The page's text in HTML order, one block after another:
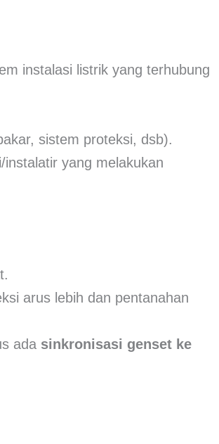
instalasi listrik yang terhubung
sistem proteksi, dsb).
yang melakukan
arus lebih dan pentanahan
ada sinkronisasi genset ke